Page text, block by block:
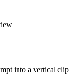
into a vertical clip